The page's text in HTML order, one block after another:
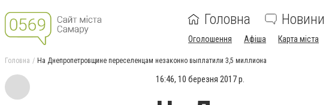
Головна Новини
Оголошення Афіша Карта міста
Головна На Днепропетровщине переселенцам незаконно выплатили 3,5 миллиона
16:46, 10 березня 2017 р.